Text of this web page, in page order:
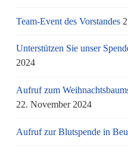
Team-Event des Vorstandes
Unterstützen Sie unser
2024
Aufruf zum
22. November 2024
Aufruf zur Blutspende in